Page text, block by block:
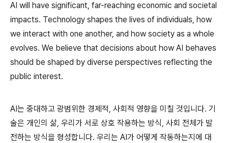
AI will have significant, far-reaching economic and societal
impacts. Technology shapes the lives of individuals, how
we interact with one another, and how society as a whole
evolves. We believe that decisions about how AI behaves
should be shaped by diverse perspectives reflecting the
public interest.
AI는 중대하고 광범위한 경제적, 사회적 영향을 미칠 것입니다. 기
술은 개인의 삶, 우리가 서로 상호 작용하는 방식, 사회 전체가 발
전하는 방식을 형성합니다. 우리는 AI가 어떻게 작동하는지에 대